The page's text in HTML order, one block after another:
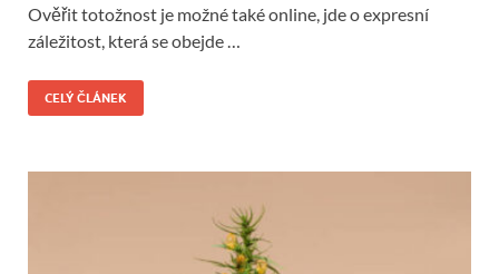
Ověřit totožnost je možné také online, jde o expresní
záležitost, která se obejde …
CELÝ ČLÁNEK